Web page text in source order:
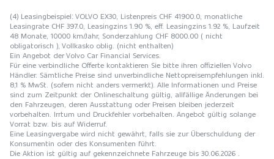
(4) Leasingbeispiel: VOLVO EX30, Listenpreis CHF 41900.0, monatliche
Leasingrate CHF 397.0, Leasingzins 1.90 %, eff. Leasingzins 1.92 %, Laufzeit
48 Monate, 10000 km/Jahr, Sonderzahlung CHF 8000.00 ( nicht
obligatorisch ), Vollkasko oblig. (nicht enthalten)
Ein Angebot der Volvo Car Financial Services.
Für eine verbindliche Offerte kontaktieren Sie bitte ihren offiziellen Volvo
Händler. Sämtliche Preise sind unverbindliche Nettopreisempfehlungen inkl.
8,1 % MwSt. (sofern nicht anders vermerkt). Alle Informationen und Preise
sind zum Zeitpunkt der Onlineschaltung gültig, allfällige Änderungen bei
den Fahrzeugen, deren Ausstattung oder Preisen bleiben jederzeit
vorbehalten. Irrtum und Druckfehler vorbehalten. Angebot gültig solange
Vorrat bzw. bis auf Widerruf.
Eine Leasingvergabe wird nicht gewährt, falls sie zur Überschuldung der
Konsumentin oder des Konsumenten führt.
Die Aktion ist gültig auf gekennzeichnete Fahrzeuge bis 30.06.2026 .